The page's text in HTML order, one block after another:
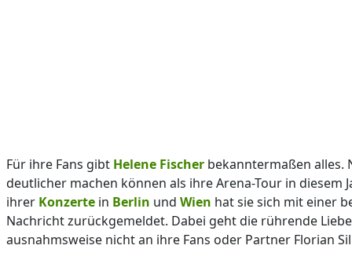
Für ihre Fans gibt Helene Fischer bekanntermaßen alles.
deutlicher machen können als ihre Arena-Tour in diesem
ihrer Konzerte in Berlin und Wien hat sie sich mit einer
Nachricht zurückgemeldet. Dabei geht die rührende
ausnahmsweise nicht an ihre Fans oder Partner Florian